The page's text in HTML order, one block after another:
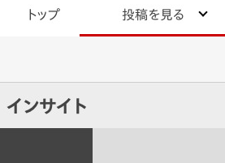
トップ 投稿を見る
インサイト